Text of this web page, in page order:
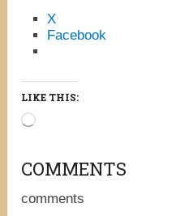
X
Facebook
LIKE THIS:
Loading…
COMMENTS
comments